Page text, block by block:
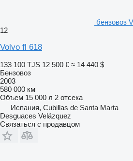
бензовоз
12
Volvo fl 618
133 100 TJS 12 500 € ≈ 14 440 $
Бензовоз
2003
580 000 км
Объем 15 000 л 2 отсека
Испания, Cubillas de Santa Marta
Desguaces Velázquez
Связаться с продавцом